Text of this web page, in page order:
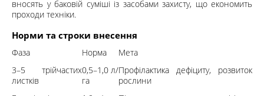
вносять у баковій суміші із засобами захисту, що економить
проходи техніки.
Норми та строки внесення
Фаза Норма
Мета
3–5 трійчастих
листків
0,5–1,0 л/
га
Профілактика дефіциту, розвиток
рослини